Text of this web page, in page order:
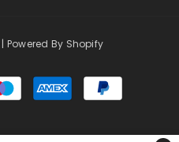
| Powered By Shopify
Payment
methods